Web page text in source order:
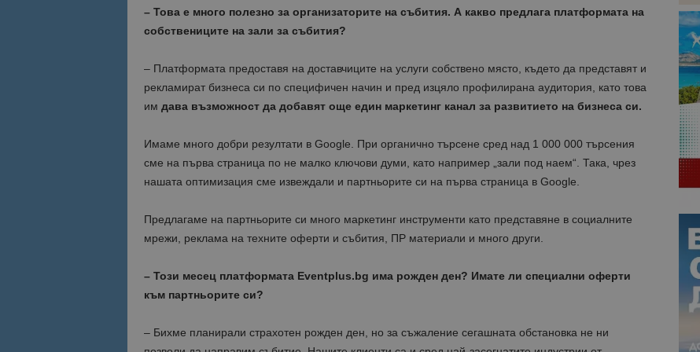
– Това е много полезно за организаторите на събития. А какво предлага платформата на
собствениците на зали за събития?
– Платформата предоставя на доставчиците на услуги собствено място, където да представят и
рекламират бизнеса си по специфичен начин и пред изцяло профилирана аудитория, като това
им дава възможност да добавят още един маркетинг канал за развитието на бизнеса си.
Имаме много добри резултати в Google. При органично търсене сред над 1 000 000 търсения
сме на първа страница по не малко ключови думи, като например „зали под наем“. Така, чрез
нашата оптимизация сме извеждали и партньорите си на първа страница в Google.
Предлагаме на партньорите си много маркетинг инструменти като представяне в социалните
мрежи, реклама на техните оферти и събития, ПР материали и много други.
– Този месец платформата Eventplus.bg има рожден ден? Имате ли специални оферти
към партньорите си?
– Бихме планирали страхотен рожден ден, но за съжаление сегашната обстановка не ни